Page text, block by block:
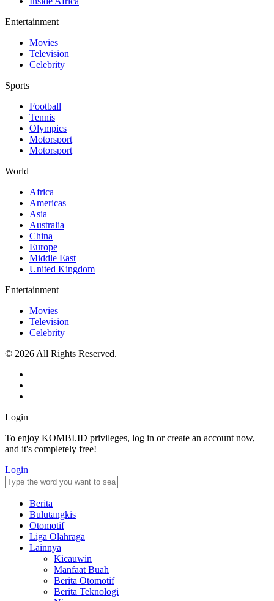
Entertainment
Movies
Television
Celebrity
Sports
Football
Tennis
Olympics
Motorsport
Motorsport
World
Africa
Americas
Asia
Australia
China
Europe
Middle East
United Kingdom
Entertainment
Movies
Television
Celebrity
© 2026 All Rights Reserved.
Login
To enjoy KOMBI.ID privileges, log in or create an account now,
and it's completely free!
Login
Berita
Bulutangkis
Otomotif
Liga Olahraga
Lainnya
Kicauwin
Manfaat Buah
Berita Otomotif
Berita Teknologi